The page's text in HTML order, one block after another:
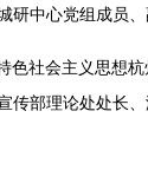
中心党组成员、
社会主义思想
部理论处处长